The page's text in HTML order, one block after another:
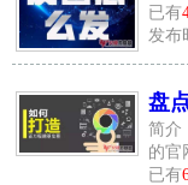
已有
发布
盘
简介
的官
已有